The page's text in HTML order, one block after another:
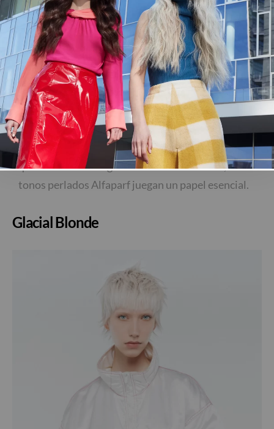
Lob Ondulado Luminoso: ondas suaves y naturales
Estilo chic, luminoso y sofisticado, perfecto para
quienes buscan elegancia refinada. Sin duda, los
tonos perlados Alfaparf juegan un papel esencial.
Glacial Blonde
IR A LA TIENDA